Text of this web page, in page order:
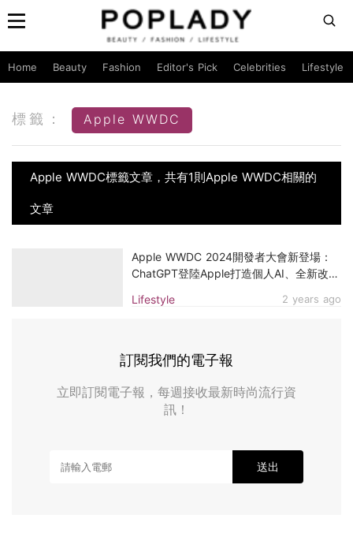
Home Beauty Fashion Editor's Pick Celebrities Lifestyle
標籤： Apple WWDC
Apple WWDC標籤文章，共有1則Apple WWDC相關的
文章
Lifestyle 2 years ago
Apple WWDC 2024開發者大會新登場：
ChatGPT登陸Apple打造個人AI、全新改良
訂閱我們的電子報
立即訂閱電子報，每週接收最新時尚流行資
訊！
送出